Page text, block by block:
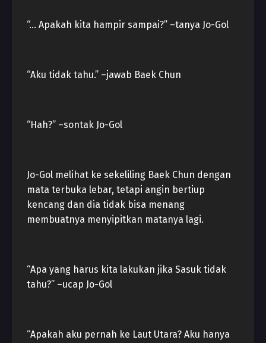
“… Apakah kita hampir sampai?” –tanya Jo-Gol
“Aku tidak tahu.” –jawab Baek Chun
“Hah?” –sontak Jo-Gol
Jo-Gol melihat ke sekeliling Baek Chun dengan
mata terbuka lebar, tetapi angin bertiup
kencang dan dia tidak bisa menang
membuatnya menyipitkan matanya lagi.
“Apa yang harus kita lakukan jika Sasuk tidak
tahu?” –ucap Jo-Gol
“Apakah aku pernah ke Laut Utara? Aku hanya